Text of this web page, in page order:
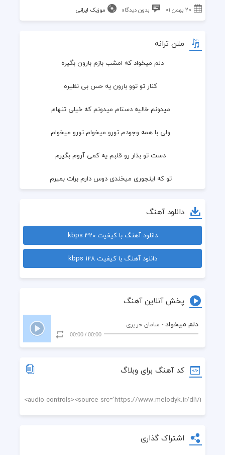
۲۰ بهمن ۰۱ بدون دیدگاه موزیک ایرانی
متن ترانه
دلم میخواد که امشب بازم بارون بگیره
  کنار تو توو بارون یه حس بی نظیره
  میدونم خالیه دستام میدونم که خیلی تنهام
  ولی با همه وجودم تورو میخوام تورو میخوام
  دست تو بذار رو قلبم یه کمی آروم بگیرم
  تو که اینجوری میخندی دوس دارم برات بمیرم
  کنار تو توو بارون ی حس بی نظیره
  دلم میخواد بشینم کنار تو همیشه
  سرت روی شونه هام دلم داره آروم میشه
  میدونم خالیه دستام میدونم که خیلی تنهام
  دست تو بذار رو قلبم یه کمی آروم بگیرم
  تو که اینجوری میخندی دوس دارم برات بمیرم
  دلم میخواد بشینم کنار تو همیشه
دانلود آهنگ
دانلود آهنگ با کیفیت 320 kbps
دانلود آهنگ با کیفیت 128 kbps
پخش آنلاین آهنگ
دلم میخواد - سامان حریری
00:00
/
00:00
کد آهنگ برای وبلاگ
اشتراک گذاری